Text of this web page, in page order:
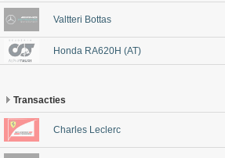
Valtteri Bottas
Honda RA620H (AT)
Transacties
Charles Leclerc